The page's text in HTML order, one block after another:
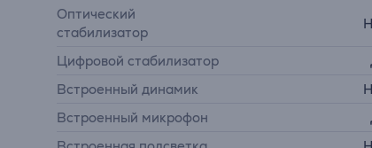
Оптический
стабилизатор
Цифровой стабилизатор
Встроенный динамик
Встроенный микрофон